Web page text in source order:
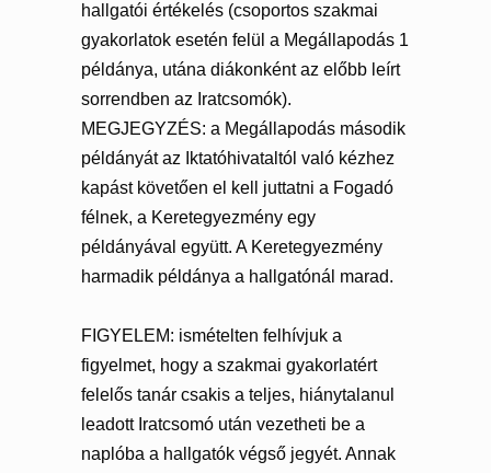
hallgatói értékelés (csoportos szakmai
gyakorlatok esetén felül a Megállapodás 1
példánya, utána diákonként az előbb leírt
sorrendben az Iratcsomók).
MEGJEGYZÉS: a Megállapodás második
példányát az Iktatóhivataltól való kézhez
kapást követően el kell juttatni a Fogadó
félnek, a Keretegyezmény egy
példányával együtt. A Keretegyezmény
harmadik példánya a hallgatónál marad.
FIGYELEM: ismételten felhívjuk a
figyelmet, hogy a szakmai gyakorlatért
felelős tanár csakis a teljes, hiánytalanul
leadott Iratcsomó után vezetheti be a
naplóba a hallgatók végső jegyét. Annak